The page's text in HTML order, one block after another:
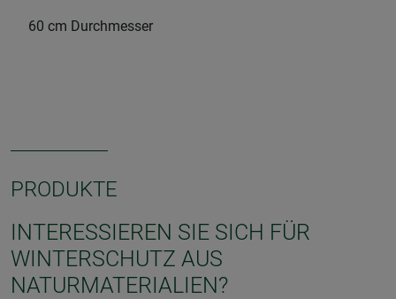
60 cm Durchmesser
PRODUKTE
INTERESSIEREN SIE SICH FÜR
WINTERSCHUTZ AUS
NATURMATERIALIEN?